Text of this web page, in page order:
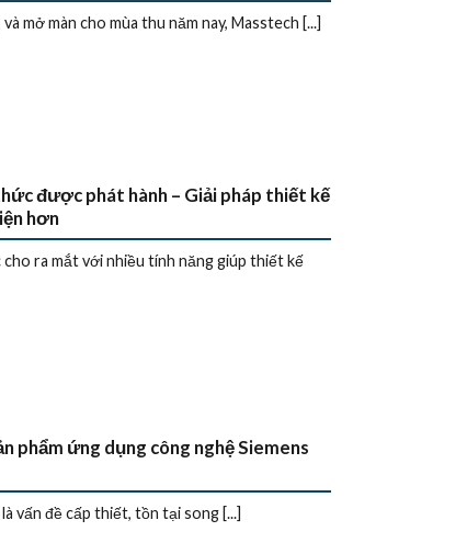
mở màn cho mùa thu năm nay, Masstech [...]
được phát hành – Giải pháp thiết kế
hơn
ra mắt với nhiều tính năng giúp thiết kế
phẩm ứng dụng công nghệ Siemens
vấn đề cấp thiết, tồn tại song [...]